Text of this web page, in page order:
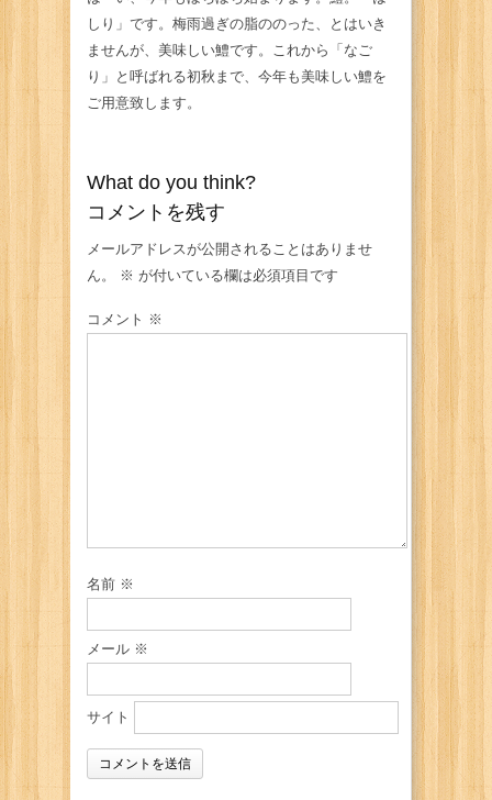
しり」です。梅雨過ぎの脂ののった、とはいき
ませんが、美味しい鱧です。これから「なご
り」と呼ばれる初秋まで、今年も美味しい鱧を
ご用意致します。
What do you think?
コメントを残す
メールアドレスが公開されることはありませ
ん。
※ が付いている欄は必須項目です
コメント ※
名前 ※
メール ※
サイト